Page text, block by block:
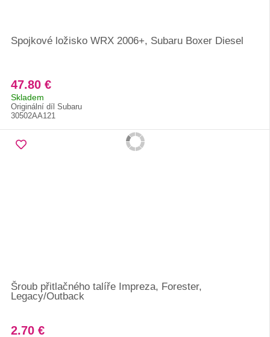
Spojkové ložisko WRX 2006+, Subaru Boxer Diesel
47.80 €
Skladem
Originální díl Subaru
30502AA121
Šroub přitlačného talíře Impreza, Forester,
Legacy/Outback
2.70 €